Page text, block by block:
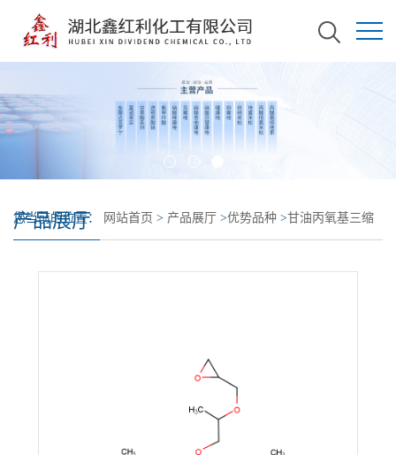
产品展厅
您当前的位置： 网站首页 > 产品展厅 >优势品种 >甘油丙氧基三缩